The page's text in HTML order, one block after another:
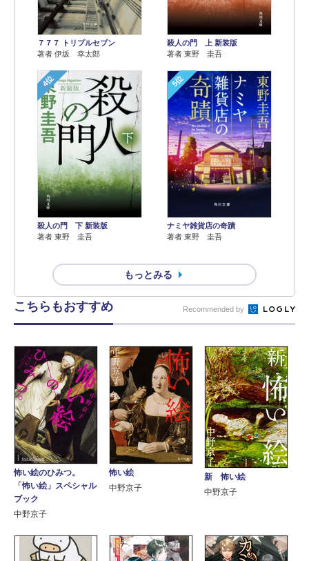
７７７ トリプルセブン
著者 伊坂 幸太郎
殺人の門 上 新装版
著者 東野 圭吾
4位
殺人の門 下 新装版
著者 東野 圭吾
5位
ナミヤ雑貨店の奇蹟
著者 東野 圭吾
もっとみる
こちらもおすすめ Recommended by
怖い絵のひみつ。
「怖い絵」スペシャル
ブック
中野京子
怖い絵
中野京子
新 怖い絵
中野京子